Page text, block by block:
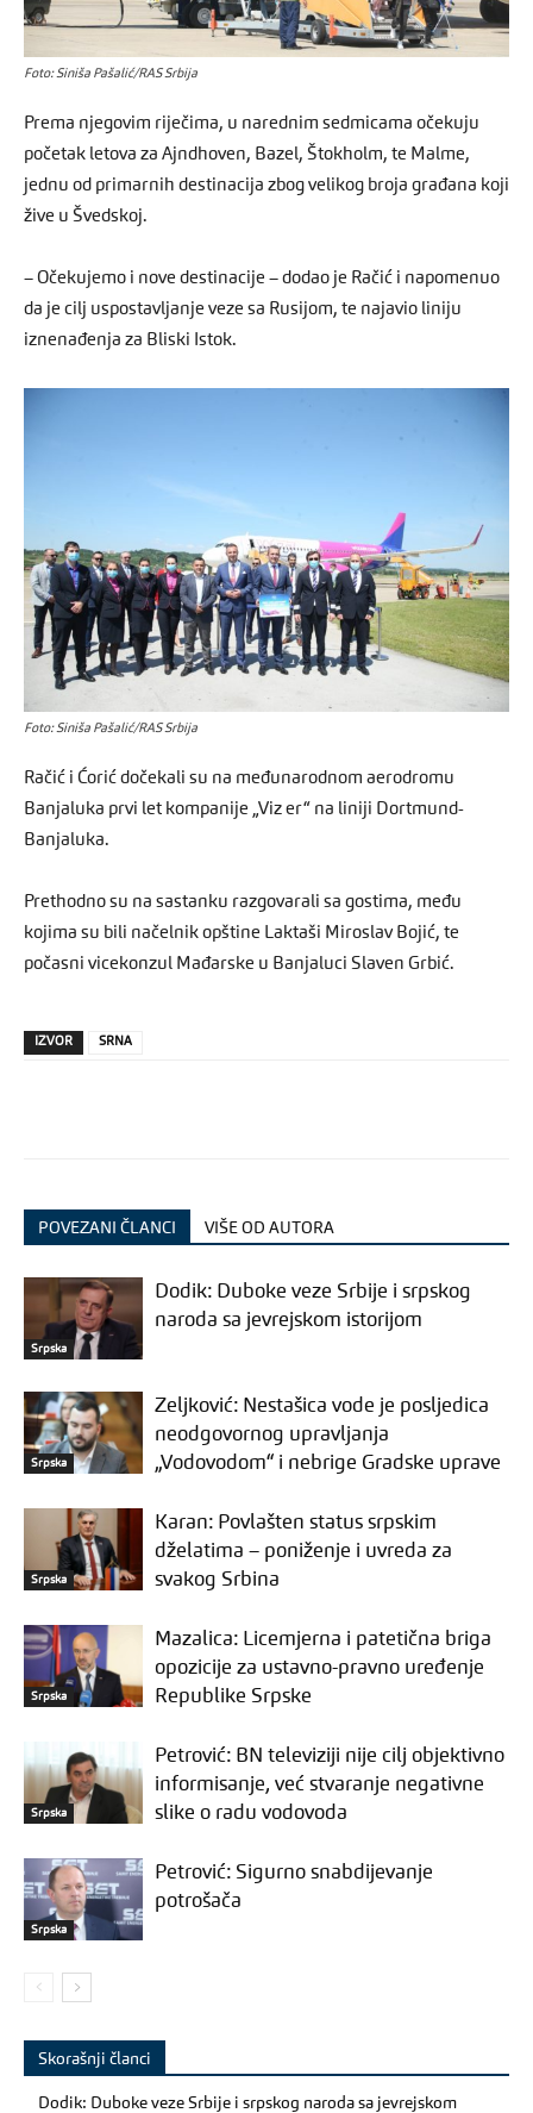
Foto: Siniša Pašalić/RAS Srbija
Prema njegovim riječima, u narednim sedmicama očekuju
početak letova za Ajndhoven, Bazel, Štokholm, te Malme,
jednu od primarnih destinacija zbog velikog broja građana koji
žive u Švedskoj.
– Očekujemo i nove destinacije – dodao je Račić i napomenuo
da je cilj uspostavljanje veze sa Rusijom, te najavio liniju
iznenađenja za Bliski Istok.
Foto: Siniša Pašalić/RAS Srbija
Račić i Ćorić dočekali su na međunarodnom aerodromu
Banjaluka prvi let kompanije „Viz er“ na liniji Dortmund-
Banjaluka.
Prethodno su na sastanku razgovarali sa gostima, među
kojima su bili načelnik opštine Laktaši Miroslav Bojić, te
počasni vicekonzul Mađarske u Banjaluci Slaven Grbić.
IZVOR SRNA
POVEZANI ČLANCI VIŠE OD AUTORA
Srpska
Dodik: Duboke veze Srbije i srpskog
naroda sa jevrejskom istorijom
Srpska
Zeljković: Nestašica vode je posljedica
neodgovornog upravljanja
„Vodovodom“ i nebrige Gradske uprave
Srpska
Karan: Povlašten status srpskim
dželatima – poniženje i uvreda za
svakog Srbina
Srpska
Mazalica: Licemjerna i patetična briga
opozicije za ustavno-pravno uređenje
Republike Srpske
Srpska
Petrović: BN televiziji nije cilj objektivno
informisanje, već stvaranje negativne
slike o radu vodovoda
Srpska
Petrović: Sigurno snabdijevanje
potrošača
Skorašnji članci
Dodik: Duboke veze Srbije i srpskog naroda sa jevrejskom